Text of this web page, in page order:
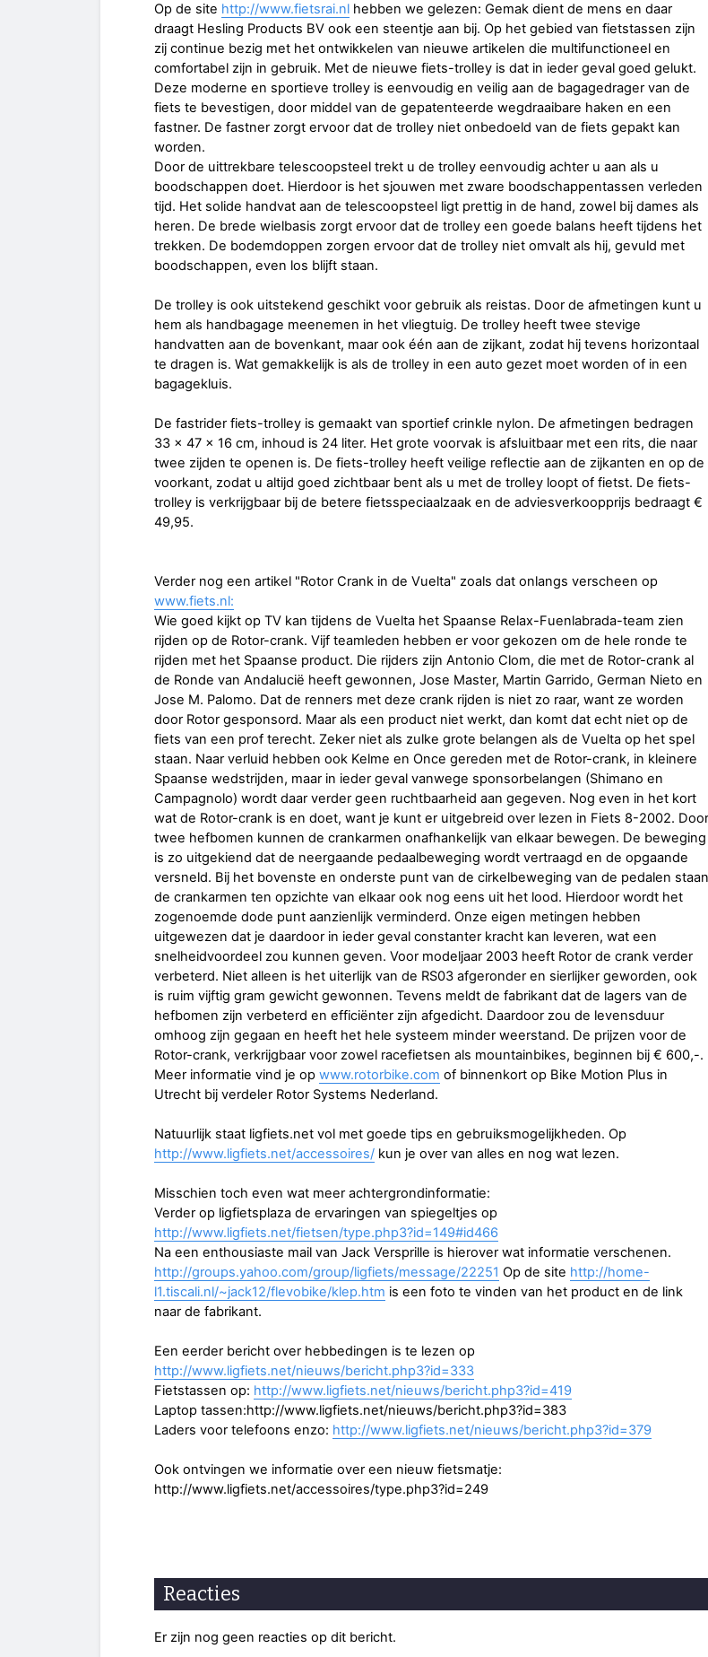
Op de site http://www.fietsrai.nl hebben we gelezen: Gemak dient de mens en daar
draagt Hesling Products BV ook een steentje aan bij. Op het gebied van fietstassen zijn
zij continue bezig met het ontwikkelen van nieuwe artikelen die multifunctioneel en
comfortabel zijn in gebruik. Met de nieuwe fiets-trolley is dat in ieder geval goed gelukt.
Deze moderne en sportieve trolley is eenvoudig en veilig aan de bagagedrager van de
fiets te bevestigen, door middel van de gepatenteerde wegdraaibare haken en een
fastner. De fastner zorgt ervoor dat de trolley niet onbedoeld van de fiets gepakt kan
worden.
Door de uittrekbare telescoopsteel trekt u de trolley eenvoudig achter u aan als u
boodschappen doet. Hierdoor is het sjouwen met zware boodschappentassen verleden
tijd. Het solide handvat aan de telescoopsteel ligt prettig in de hand, zowel bij dames als
heren. De brede wielbasis zorgt ervoor dat de trolley een goede balans heeft tijdens het
trekken. De bodemdoppen zorgen ervoor dat de trolley niet omvalt als hij, gevuld met
boodschappen, even los blijft staan.
De trolley is ook uitstekend geschikt voor gebruik als reistas. Door de afmetingen kunt u
hem als handbagage meenemen in het vliegtuig. De trolley heeft twee stevige
handvatten aan de bovenkant, maar ook één aan de zijkant, zodat hij tevens horizontaal
te dragen is. Wat gemakkelijk is als de trolley in een auto gezet moet worden of in een
bagagekluis.
De fastrider fiets-trolley is gemaakt van sportief crinkle nylon. De afmetingen bedragen
33 x 47 x 16 cm, inhoud is 24 liter. Het grote voorvak is afsluitbaar met een rits, die naar
twee zijden te openen is. De fiets-trolley heeft veilige reflectie aan de zijkanten en op de
voorkant, zodat u altijd goed zichtbaar bent als u met de trolley loopt of fietst. De fiets-
trolley is verkrijgbaar bij de betere fietsspeciaalzaak en de adviesverkoopprijs bedraagt €
49,95.
Verder nog een artikel "Rotor Crank in de Vuelta" zoals dat onlangs verscheen op
www.fiets.nl:
Wie goed kijkt op TV kan tijdens de Vuelta het Spaanse Relax-Fuenlabrada-team zien
rijden op de Rotor-crank. Vijf teamleden hebben er voor gekozen om de hele ronde te
rijden met het Spaanse product. Die rijders zijn Antonio Clom, die met de Rotor-crank al
de Ronde van Andalucië heeft gewonnen, Jose Master, Martin Garrido, German Nieto en
Jose M. Palomo. Dat de renners met deze crank rijden is niet zo raar, want ze worden
door Rotor gesponsord. Maar als een product niet werkt, dan komt dat echt niet op de
fiets van een prof terecht. Zeker niet als zulke grote belangen als de Vuelta op het spel
staan. Naar verluid hebben ook Kelme en Once gereden met de Rotor-crank, in kleinere
Spaanse wedstrijden, maar in ieder geval vanwege sponsorbelangen (Shimano en
Campagnolo) wordt daar verder geen ruchtbaarheid aan gegeven. Nog even in het kort
wat de Rotor-crank is en doet, want je kunt er uitgebreid over lezen in Fiets 8-2002. Door
twee hefbomen kunnen de crankarmen onafhankelijk van elkaar bewegen. De beweging
is zo uitgekiend dat de neergaande pedaalbeweging wordt vertraagd en de opgaande
versneld. Bij het bovenste en onderste punt van de cirkelbeweging van de pedalen staan
de crankarmen ten opzichte van elkaar ook nog eens uit het lood. Hierdoor wordt het
zogenoemde dode punt aanzienlijk verminderd. Onze eigen metingen hebben
uitgewezen dat je daardoor in ieder geval constanter kracht kan leveren, wat een
snelheidvoordeel zou kunnen geven. Voor modeljaar 2003 heeft Rotor de crank verder
verbeterd. Niet alleen is het uiterlijk van de RS03 afgeronder en sierlijker geworden, ook
is ruim vijftig gram gewicht gewonnen. Tevens meldt de fabrikant dat de lagers van de
hefbomen zijn verbeterd en efficiënter zijn afgedicht. Daardoor zou de levensduur
omhoog zijn gegaan en heeft het hele systeem minder weerstand. De prijzen voor de
Rotor-crank, verkrijgbaar voor zowel racefietsen als mountainbikes, beginnen bij € 600,-.
Meer informatie vind je op www.rotorbike.com of binnenkort op Bike Motion Plus in
Utrecht bij verdeler Rotor Systems Nederland.
Natuurlijk staat ligfiets.net vol met goede tips en gebruiksmogelijkheden. Op
http://www.ligfiets.net/accessoires/ kun je over van alles en nog wat lezen.
Misschien toch even wat meer achtergrondinformatie:
Verder op ligfietsplaza de ervaringen van spiegeltjes op
http://www.ligfiets.net/fietsen/type.php3?id=149#id466
Na een enthousiaste mail van Jack Versprille is hierover wat informatie verschenen.
http://groups.yahoo.com/group/ligfiets/message/22251 Op de site http://home-
l1.tiscali.nl/~jack12/flevobike/klep.htm is een foto te vinden van het product en de link
naar de fabrikant.
Een eerder bericht over hebbedingen is te lezen op
http://www.ligfiets.net/nieuws/bericht.php3?id=333
Fietstassen op: http://www.ligfiets.net/nieuws/bericht.php3?id=419
Laptop tassen:http://www.ligfiets.net/nieuws/bericht.php3?id=383
Laders voor telefoons enzo: http://www.ligfiets.net/nieuws/bericht.php3?id=379
Ook ontvingen we informatie over een nieuw fietsmatje:
http://www.ligfiets.net/accessoires/type.php3?id=249
Reacties
Er zijn nog geen reacties op dit bericht.